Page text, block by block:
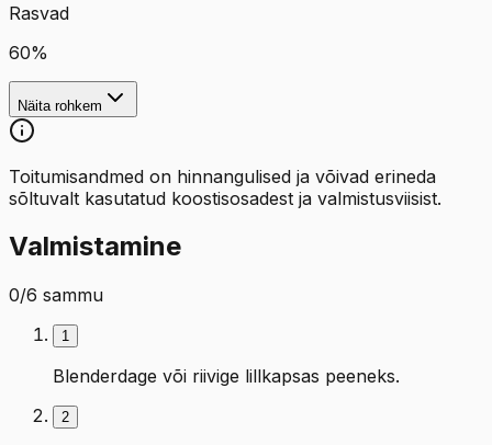
Rasvad
60%
Näita rohkem
Toitumisandmed on hinnangulised ja võivad erineda
sõltuvalt kasutatud koostisosadest ja valmistusviisist.
Valmistamine
0/6 sammu
1
Blenderdage või riivige lillkapsas peeneks.
2